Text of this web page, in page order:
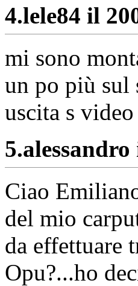
4.lele84 il
mi sono
un po più sul
uscita s video
5.
Ciao
del mio
da effettuare
Opu?...ho